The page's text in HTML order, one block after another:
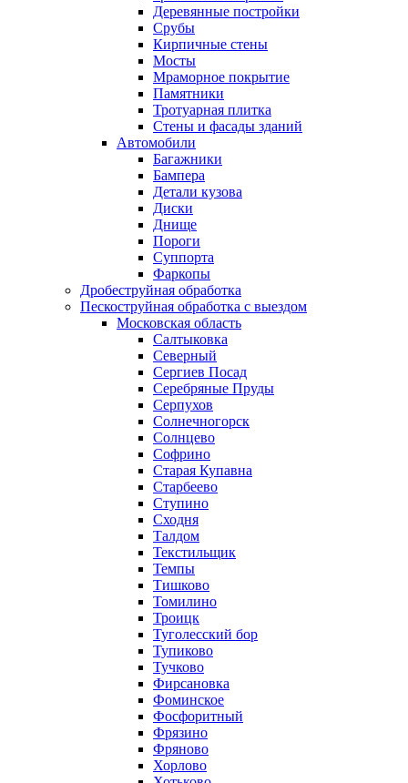
Деревянные постройки
Срубы
Кирпичные стены
Мосты
Мраморное покрытие
Памятники
Тротуарная плитка
Стены и фасады зданий
Автомобили
Багажники
Бампера
Детали кузова
Диски
Днище
Пороги
Суппорта
Фаркопы
Дробеструйная обработка
Пескоструйная обработка с выездом
Московская область
Салтыковка
Северный
Сергиев Посад
Серебряные Пруды
Серпухов
Солнечногорск
Солнцево
Софрино
Старая Купавна
Старбеево
Ступино
Сходня
Талдом
Текстильщик
Темпы
Тишково
Томилино
Троицк
Туголесский бор
Тупиково
Тучково
Фирсановка
Фоминское
Фосфоритный
Фрязино
Фряново
Хорлово